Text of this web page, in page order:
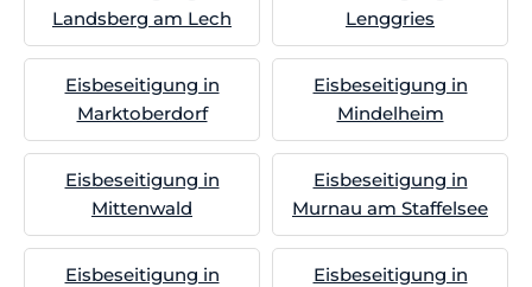
Landsberg am Lech
Lenggries
Eisbeseitigung in
Marktoberdorf
Eisbeseitigung in
Mindelheim
Eisbeseitigung in
Mittenwald
Eisbeseitigung in
Murnau am Staffelsee
Eisbeseitigung in
Eisbeseitigung in